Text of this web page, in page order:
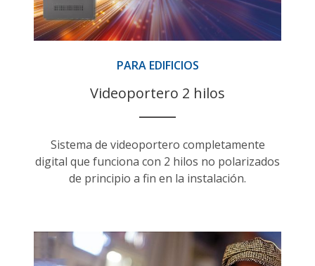
PARA EDIFICIOS
Videoportero 2 hilos
Sistema de videoportero completamente
digital que funciona con 2 hilos no polarizados
de principio a fin en la instalación.